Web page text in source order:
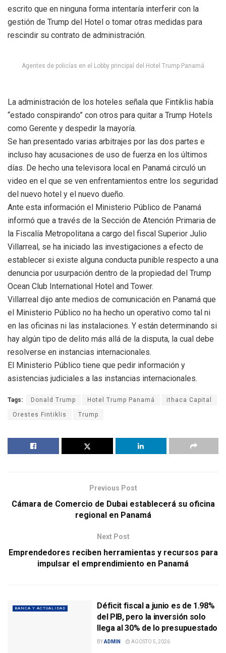
escrito que en ninguna forma intentaría interferir con la
gestión de Trump del Hotel o tomar otras medidas para
rescindir su contrato de administración.
Agentes de policías en el Lobby principal del Hotel Trump Panamá
La administración de los hoteles señala que Fintiklis había
“estado conspirando” con otros para quitar a Trump Hotels
como Gerente y despedir la mayoría.
Se han presentado varias arbitrajes por las dos partes e
incluso hay acusaciones de uso de fuerza en los últimos
días. De hecho una televisora local en Panamá circuló un
video en el que se ven enfrentamientos entre los seguridad
del nuevo hotel y el nuevo dueño.
Ante esta información el Ministerio Público de Panamá
informó que a través de la Sección de Atención Primaria de
la Fiscalía Metropolitana a cargo del fiscal Superior Julio
Villarreal, se ha iniciado las investigaciones a efecto de
establecer si existe alguna conducta punible respecto a una
denuncia por usurpación dentro de la propiedad del Trump
Ocean Club International Hotel and Tower.
Villarreal dijo ante medios de comunicación en Panamá que
el Ministerio Público no ha hecho un operativo como tal ni
en las oficinas ni las instalaciones. Y están determinando si
hay algún tipo de delito más allá de la disputa, la cual debe
resolverse en instancias internacionales.
El Ministerio Público tiene que pedir información y
asistencias judiciales a las instancias internacionales.
Tags: Donald Trump Hotel Trump Panamá ithaca Capital
Orestes Fintiklis Trump
Previous Post
Cámara de Comercio de Dubai establecerá su oficina
regional en Panamá
Next Post
Emprendedores reciben herramientas y recursos para
impulsar el emprendimiento en Panamá
BANCA Y ACTUALIDAD
Déficit fiscal a junio es de 1.98%
del PIB, pero la inversión solo
llega al 30% de lo presupuestado
BYADMIN AGOSTO 5, 2026